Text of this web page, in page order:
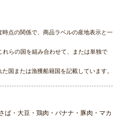
点の関係で、商品ラベルの産地表示と一
らの国を組み合わせて、または単独で
国または漁獲船籍国を記載しています。
ば・大豆・鶏肉・バナナ・豚肉・マカ